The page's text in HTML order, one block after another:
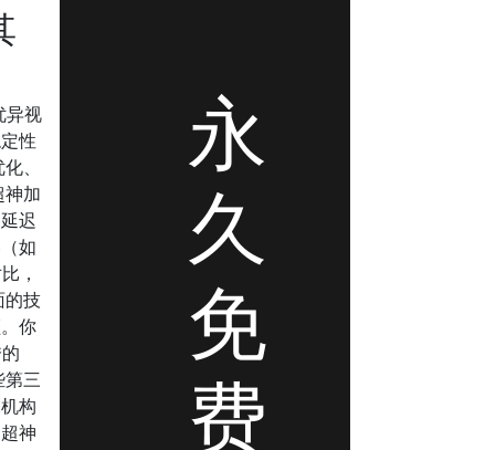
异视
性
、
加
迟
如
，
的技
你
三
构
神
永
久
免
费